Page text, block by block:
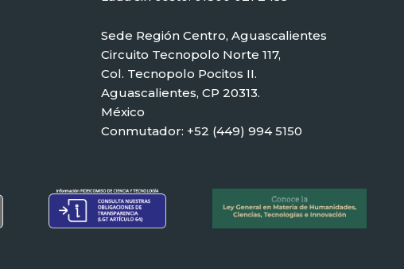
Sede Región Centro, Aguascalientes
Circuito Tecnopolo Norte 117,
Col. Tecnopolo Pocitos II.
Aguascalientes, CP 20313.
México
Conmutador: +52 (449) 994 5150